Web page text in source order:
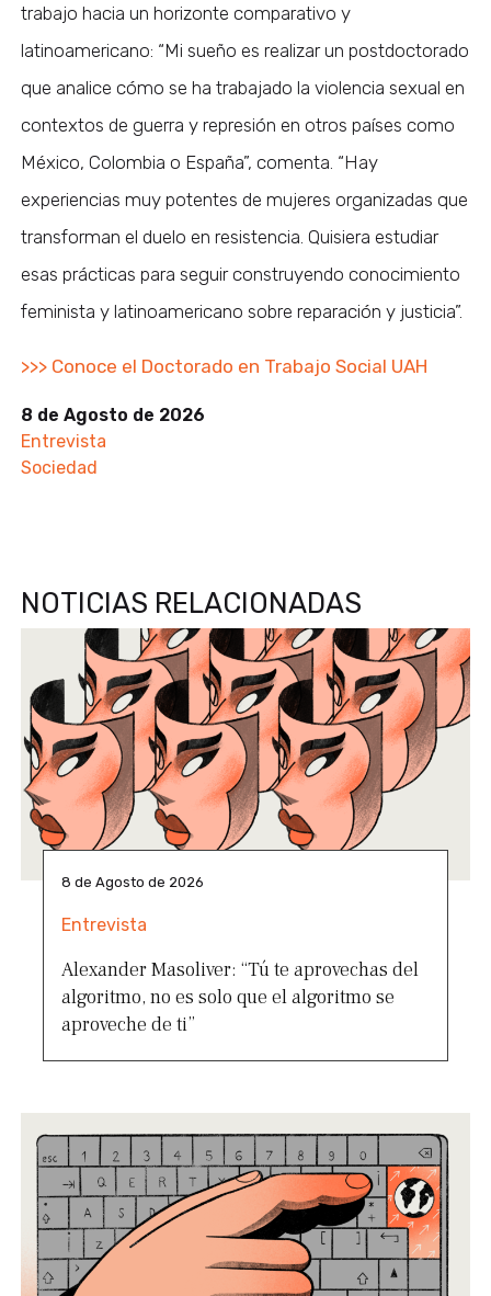
trabajo hacia un horizonte comparativo y
latinoamericano: “Mi sueño es realizar un postdoctorado
que analice cómo se ha trabajado la violencia sexual en
contextos de guerra y represión en otros países como
México, Colombia o España”, comenta. “Hay
experiencias muy potentes de mujeres organizadas que
transforman el duelo en resistencia. Quisiera estudiar
esas prácticas para seguir construyendo conocimiento
feminista y latinoamericano sobre reparación y justicia”.
>>> Conoce el Doctorado en Trabajo Social UAH
8 de Agosto de 2026
Entrevista
Sociedad
NOTICIAS RELACIONADAS
8 de Agosto de 2026
Entrevista
Alexander Masoliver: “Tú te aprovechas del
algoritmo, no es solo que el algoritmo se
aproveche de ti”